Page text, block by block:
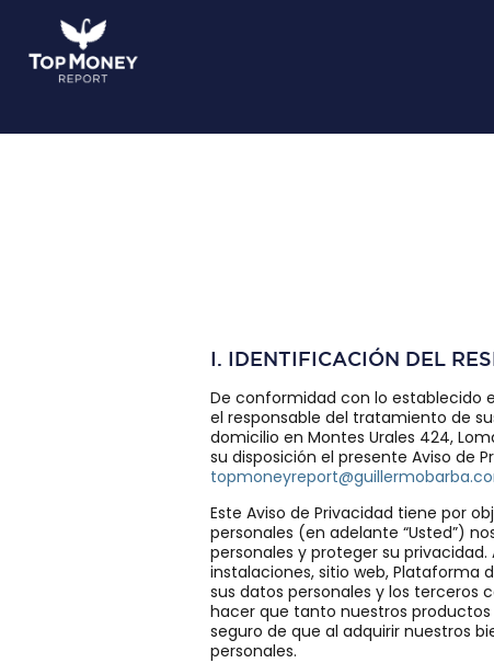
I. IDENTIFICACIÓN DEL
De conformidad con lo establecido
el responsable del tratamiento de
domicilio en Montes Urales 424,
su disposición el presente Aviso de
Este Aviso de Privacidad tiene por
personales (en adelante “Usted”)
personales y proteger su
instalaciones, sitio web, Plataforma
sus datos personales y los terceros
hacer que tanto nuestros
seguro de que al adquirir nuestros
personales.